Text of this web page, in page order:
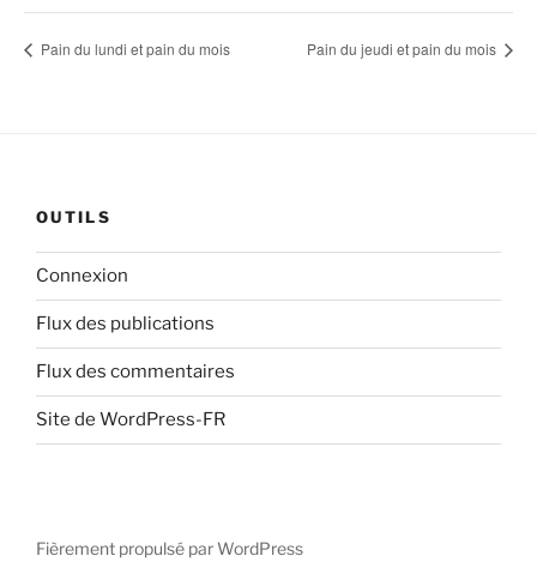
Pain du lundi et pain du mois Pain du jeudi et pain du mois
OUTILS
Connexion
Flux des publications
Flux des commentaires
Site de WordPress-FR
Fièrement propulsé par WordPress